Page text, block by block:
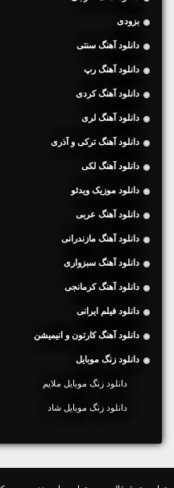
بزودی
دانلود آهنگ سنتی
دانلود آهنگ رپ
دانلود آهنگ کردی
دانلود آهنگ لری
دانلود آهنگ ترکی و آذری
دانلود آهنگ لکی
دانلود موزیک ویدئو
دانلود آهنگ عربی
دانلود آهنگ مازندرانی
دانلود آهنگ سبزواری
دانلود آهنگ کرمانجی
دانلود فیلم ایرانی
دانلود آهنگ کارتون و انیمیشن
دانلود زنگ موبایل
دانلود زنگ موبایل ملایم
دانلود زنگ موبایل شاد